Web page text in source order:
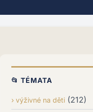
📂 TÉMATA
výživné na děti (212)